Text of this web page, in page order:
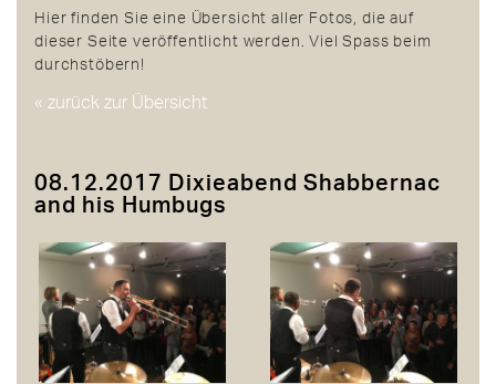
Hier finden Sie eine Übersicht aller Fotos, die auf
dieser Seite veröffentlicht werden. Viel Spass beim
durchstöbern!
« zurück zur Übersicht
08.12.2017 Dixieabend Shabbernac
and his Humbugs